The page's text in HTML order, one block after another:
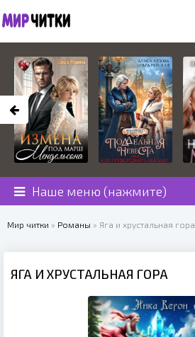
Наше меню (нажмите)
Мир читки » Романы » Яга и хрустальная гора
ЯГА И ХРУСТАЛЬНАЯ ГОРА